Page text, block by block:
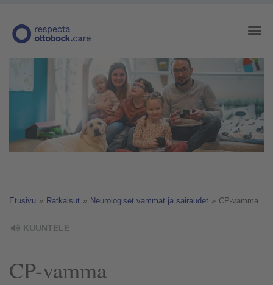
Etusivu » Ratkaisut » Neurologiset vammat ja sairaudet » CP-vamma
KUUNTELE
CP-vamma